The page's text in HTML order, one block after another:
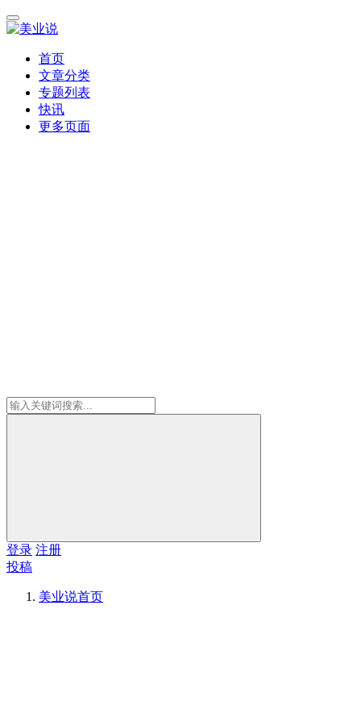
首页
文章分类
专题列表
快讯
更多页面
登录 注册
投稿
美业说首页